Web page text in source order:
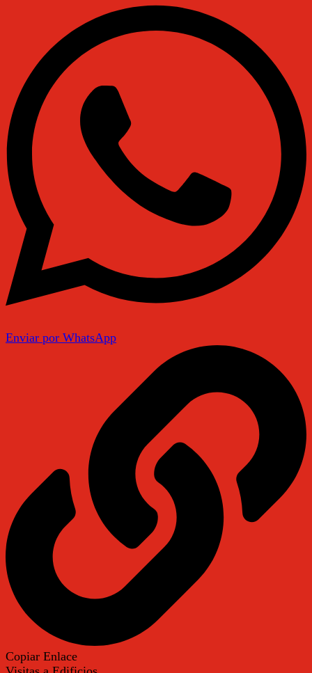
Enviar por WhatsApp
Copiar Enlace